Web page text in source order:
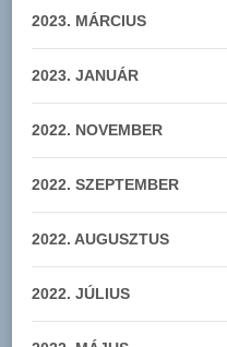
2023. MÁRCIUS
2023. JANUÁR
2022. NOVEMBER
2022. SZEPTEMBER
2022. AUGUSZTUS
2022. JÚLIUS